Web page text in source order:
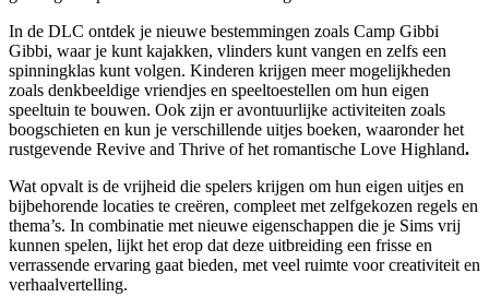
In de DLC ontdek je nieuwe bestemmingen zoals Camp Gibbi
Gibbi, waar je kunt kajakken, vlinders kunt vangen en zelfs een
spinningklas kunt volgen. Kinderen krijgen meer mogelijkheden
zoals denkbeeldige vriendjes en speeltoestellen om hun eigen
speeltuin te bouwen. Ook zijn er avontuurlijke activiteiten zoals
boogschieten en kun je verschillende uitjes boeken, waaronder het
rustgevende Revive and Thrive of het romantische Love Highland.
Wat opvalt is de vrijheid die spelers krijgen om hun eigen uitjes en
bijbehorende locaties te creëren, compleet met zelfgekozen regels en
thema’s. In combinatie met nieuwe eigenschappen die je Sims vrij
kunnen spelen, lijkt het erop dat deze uitbreiding een frisse en
verrassende ervaring gaat bieden, met veel ruimte voor creativiteit en
verhaalvertelling.